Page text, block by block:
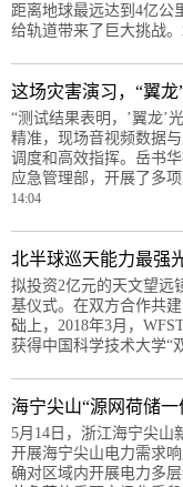
距离地球最远达到4亿公
给轨道带来了巨大挑战。
这场灾害演习，“翼
“测试结果表明，’翼龙’
精准，现场音视频数据
调度和高效指挥。岳书
应急管理部，开展了多
14:04
北半球巡天能力最强
拟投资2亿元的天文望远
基仪式。在双方合作共
础上，2018年3月，
获得中国科学技术大学“
海宁尖山“源网荷储
5月14日，浙江海宁尖山
开展海宁尖山电力需求
确对区域内开展电力多